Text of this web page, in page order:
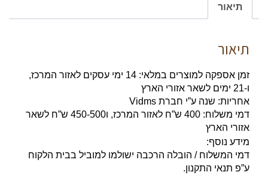
תיאור
תיאור
זמן אספקה למוצרים במלאי:
14 ימי עסקים לאזור המרכז,
ו-21 ימים לשאר אזורי הארץ
אחריות: שנה ע”י חברת Vidms
דמי משלוח:
400 ש”ח לאזור המרכז, ו450-500 ש”ח לשאר
אזורי הארץ
מידע נוסף:
דמי המשלוח / הובלה הרכבה ישולמו למוביל בבית הלקוח
ע”פ תנאי התקנון.